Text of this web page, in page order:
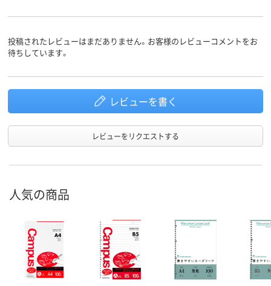
スコア
投稿されたレビューはまだありません。お客様のレビューコメントをお
待ちしています。
レビューを書く
レビューをリクエストする
人気の商品